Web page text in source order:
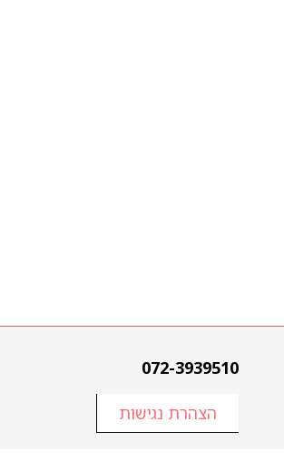
072-3939510
הצהרת נגישות